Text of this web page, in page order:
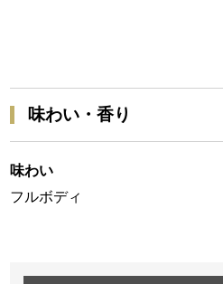
味わい・香り
味わい
フルボディ